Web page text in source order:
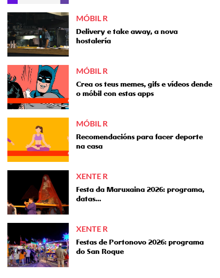
MÓBIL R
Delivery e take away, a nova
hostalería
MÓBIL R
Crea os teus memes, gifs e vídeos dende
o móbil con estas apps
MÓBIL R
Recomendacións para facer deporte
na casa
XENTE R
Festa da Maruxaina 2026: programa,
datas...
XENTE R
Festas de Portonovo 2026: programa
do San Roque